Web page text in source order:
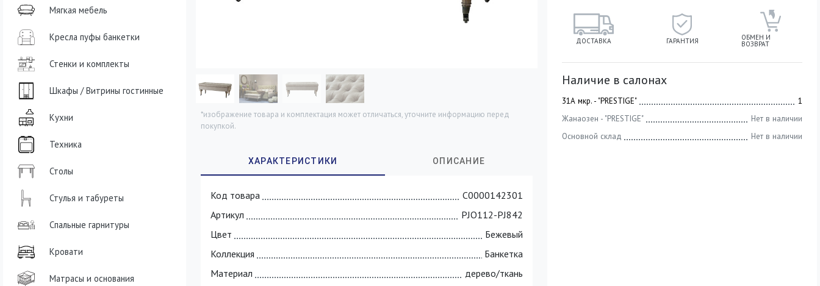
Мягкая мебель
Кресла пуфы банкетки
Стенки и комплекты
Шкафы / Витрины гостинные
Кухни
Техника
Столы
Стулья и табуреты
Спальные гарнитуры
Кровати
Матрасы и основания
*изображение товара и комплектация может отличаться, уточните информацию перед
покупкой.
ДОСТАВКА ГАРАНТИЯ ОБМЕН И
ВОЗВРАТ
Наличие в салонах
31А мкр. - "PRESTIGE"
1
Жанаозен - "PRESTIGE"
Нет в наличии
Основной склад
Нет в наличии
Код товара
С0000142301
Артикул
PJO112-PJ842
Цвет
Бежевый
Коллекция
Банкетка
Материал
дерево/ткань